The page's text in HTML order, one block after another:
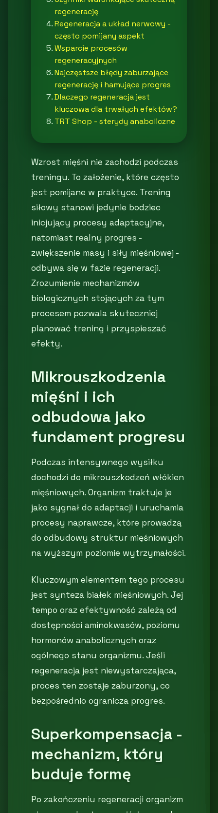
regenerację
Regeneracja a układ nerwowy -
często pomijany aspekt
Wsparcie procesów
regeneracyjnych
Najczęstsze błędy zaburzające
regenerację i hamujące progres
Dlaczego regeneracja jest
kluczowa dla trwałych efektów?
TRT Shop - sterydy anaboliczne
Wzrost mięśni nie zachodzi podczas
treningu. To założenie, które często
jest pomijane w praktyce. Trening
siłowy stanowi jedynie bodziec
inicjujący procesy adaptacyjne,
natomiast realny progres -
zwiększenie masy i siły mięśniowej -
odbywa się w fazie regeneracji.
Zrozumienie mechanizmów
biologicznych stojących za tym
procesem pozwala skuteczniej
planować trening i przyspieszać
efekty.
Mikrouszkodzenia
mięśni i ich
odbudowa jako
fundament progresu
Podczas intensywnego wysiłku
dochodzi do mikrouszkodzeń włókien
mięśniowych. Organizm traktuje je
jako sygnał do adaptacji i uruchamia
procesy naprawcze, które prowadzą
do odbudowy struktur mięśniowych
na wyższym poziomie wytrzymałości.
Kluczowym elementem tego procesu
jest synteza białek mięśniowych. Jej
tempo oraz efektywność zależą od
dostępności aminokwasów, poziomu
hormonów anabolicznych oraz
ogólnego stanu organizmu. Jeśli
regeneracja jest niewystarczająca,
proces ten zostaje zaburzony, co
bezpośrednio ogranicza progres.
Superkompensacja -
mechanizm, który
buduje formę
Po zakończeniu regeneracji organizm